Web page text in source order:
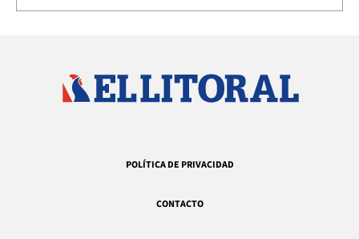
POLÍTICA DE PRIVACIDAD
CONTACTO